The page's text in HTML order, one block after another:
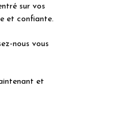
sur vos
et confiante.
nous vous
et